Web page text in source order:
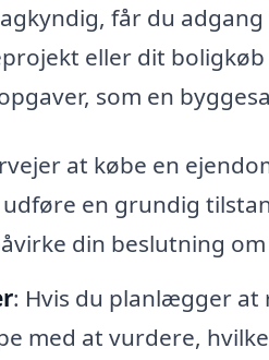
får du
eller dit
som en
at købe en
en grundig
din beslutning
: Hvis du planlægger at
med at vurdere,